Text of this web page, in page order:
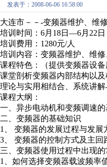
发表于：2008-06-06 16:58:00
大连市－－-变频器维护、维
培训时间：6月18日—6月22日
培训费用：1280元/人
培训内容：变频器维护、维修
课程特色：（提供变频器设备
课堂剖析变频器内部结构以
理论与实用相结合、系统讲
课程大纲：
一、异步电动机和变频调速
二、变频器的基础知识
1、 变频器的发展过程与发展
3、 变频器的控制方式及主
三、变频器使用过程中出现
1、如何选择变频器载波频率